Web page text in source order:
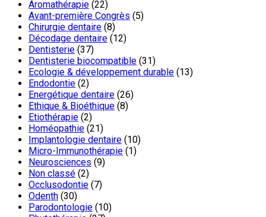
Aromathérapie (22)
Avant-première Congrès (5)
Chirurgie dentaire (8)
Décodage dentaire (12)
Dentisterie (37)
Dentisterie biocompatible (31)
Ecologie & développement durable (13)
Endodontie (2)
Energétique dentaire (26)
Ethique & Bioéthique (8)
Etiothérapie (2)
Homéopathie (21)
Implantologie dentaire (10)
Micro-Immunothérapie (1)
Neurosciences (9)
Non classé (2)
Occlusodontie (7)
Odenth (30)
Parodontologie (10)